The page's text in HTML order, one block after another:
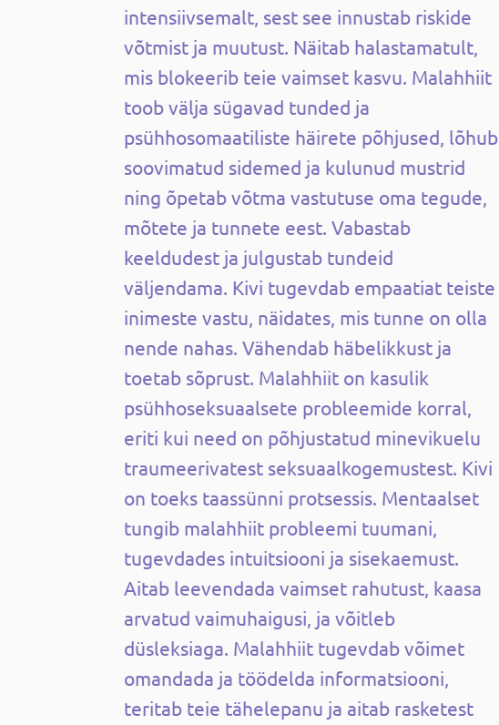
intensiivsemalt, sest see innustab riskide
võtmist ja muutust. Näitab halastamatult,
mis blokeerib teie vaimset kasvu. Malahhiit
toob välja sügavad tunded ja
psühhosomaatiliste häirete põhjused, lõhub
soovimatud sidemed ja kulunud mustrid
ning õpetab võtma vastutuse oma tegude,
mõtete ja tunnete eest. Vabastab
keeldudest ja julgustab tundeid
väljendama. Kivi tugevdab empaatiat teiste
inimeste vastu, näidates, mis tunne on olla
nende nahas. Vähendab häbelikkust ja
toetab sõprust. Malahhiit on kasulik
psühhoseksuaalsete probleemide korral,
eriti kui need on põhjustatud minevikuelu
traumeerivatest seksuaalkogemustest. Kivi
on toeks taassünni protsessis. Mentaalset
tungib malahhiit probleemi tuumani,
tugevdades intuitsiooni ja sisekaemust.
Aitab leevendada vaimset rahutust, kaasa
arvatud vaimuhaigusi, ja võitleb
düsleksiaga. Malahhiit tugevdab võimet
omandada ja töödelda informatsiooni,
teritab teie tähelepanu ja aitab rasketest